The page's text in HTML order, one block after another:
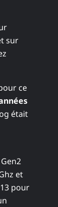
sur
ce
était
et
pour